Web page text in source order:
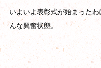
いよいよ表彰式が始まった
んな興奮状態。